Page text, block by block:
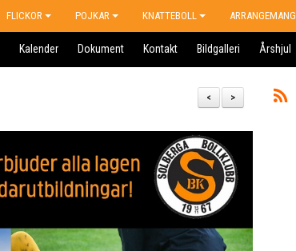
FLICKOR POJKAR KNATTEBOLL ARRANGEMANG
Kalender Dokument Kontakt Bildgalleri Årshjul
>
<